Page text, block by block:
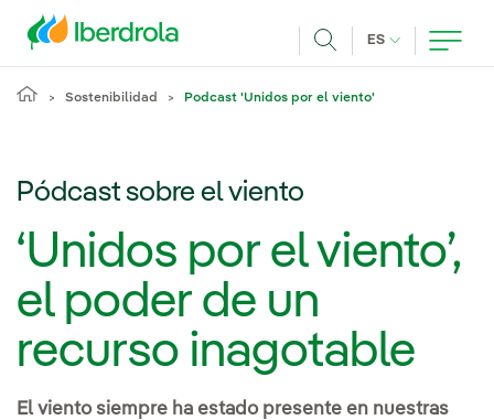
ES IDIOMA
Sostenibilidad Podcast 'Unidos por el viento'
Pódcast sobre el viento
‘Unidos por el viento’,
el poder de un
recurso inagotable
El viento siempre ha estado presente en nuestras